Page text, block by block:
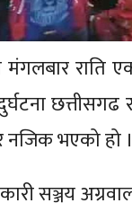
मंगलबार राति
छत्तीसगढ
भएको हो ।
सञ्जय